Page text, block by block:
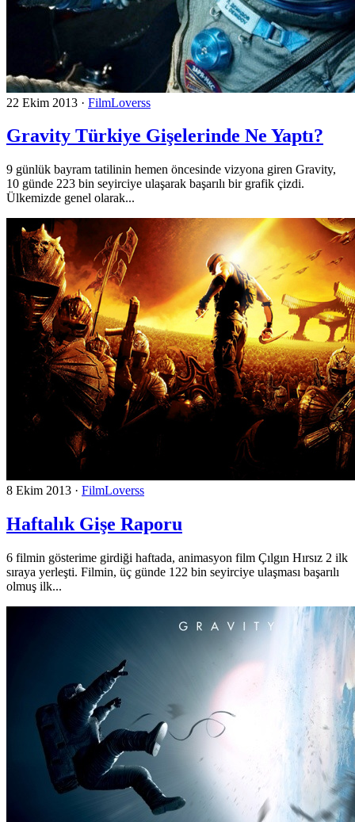
22 Ekim 2013 · FilmLoverss
Gravity Türkiye Gişelerinde Ne Yaptı?
9 günlük bayram tatilinin hemen öncesinde vizyona giren Gravity,
10 günde 223 bin seyirciye ulaşarak başarılı bir grafik çizdi.
Ülkemizde genel olarak...
8 Ekim 2013 · FilmLoverss
Haftalık Gişe Raporu
6 filmin gösterime girdiği haftada, animasyon film Çılgın Hırsız 2 ilk
sıraya yerleşti. Filmin, üç günde 122 bin seyirciye ulaşması başarılı
olmuş ilk...